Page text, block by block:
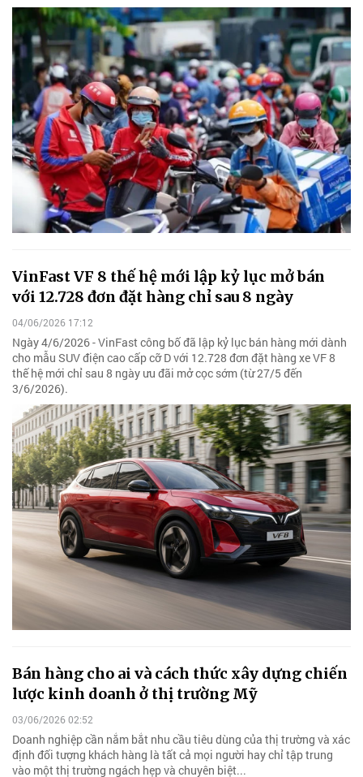
VinFast VF 8 thế hệ mới lập kỷ lục mở bán
với 12.728 đơn đặt hàng chỉ sau 8 ngày
04/06/2026 17:12
Ngày 4/6/2026 - VinFast công bố đã lập kỷ lục bán hàng mới dành
cho mẫu SUV điện cao cấp cỡ D với 12.728 đơn đặt hàng xe VF 8
thế hệ mới chỉ sau 8 ngày ưu đãi mở cọc sớm (từ 27/5 đến
3/6/2026).
Bán hàng cho ai và cách thức xây dựng chiến
lược kinh doanh ở thị trường Mỹ
03/06/2026 02:52
Doanh nghiệp cần nắm bắt nhu cầu tiêu dùng của thị trường và xác
định đối tượng khách hàng là tất cả mọi người hay chỉ tập trung
vào một thị trường ngách hẹp và chuyên biệt...